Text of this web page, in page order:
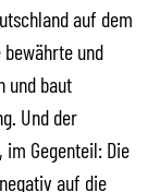
auf dem
und
und baut
Und der
Gegenteil: Die
auf die